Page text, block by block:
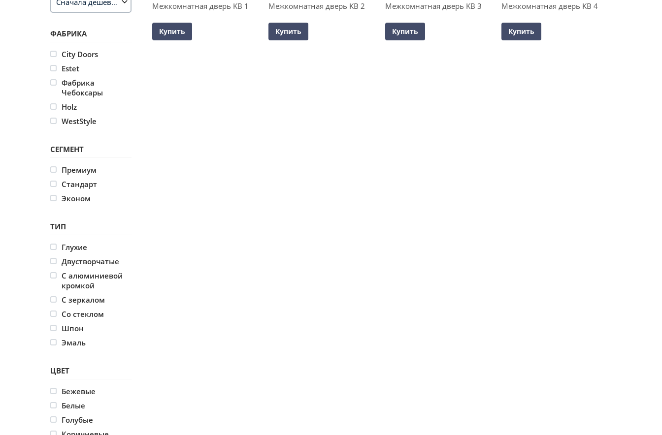
Межкомнатная дверь KB 1
Купить
Межкомнатная дверь KB 2
Купить
Межкомнатная дверь KB 3
Купить
Межкомнатная дверь KB 4
Купить
ФАБРИКА
City Doors
Estet
Фабрика
Чебоксары
Holz
WestStyle
СЕГМЕНТ
Премиум
Стандарт
Эконом
ТИП
Глухие
Двустворчатые
С алюминиевой
кромкой
С зеркалом
Со стеклом
Шпон
Эмаль
ЦВЕТ
Бежевые
Белые
Голубые